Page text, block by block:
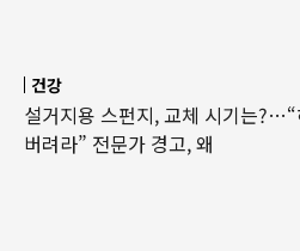
건강
설거지용 스펀지, 교체 시기는
버려라” 전문가 경고, 왜